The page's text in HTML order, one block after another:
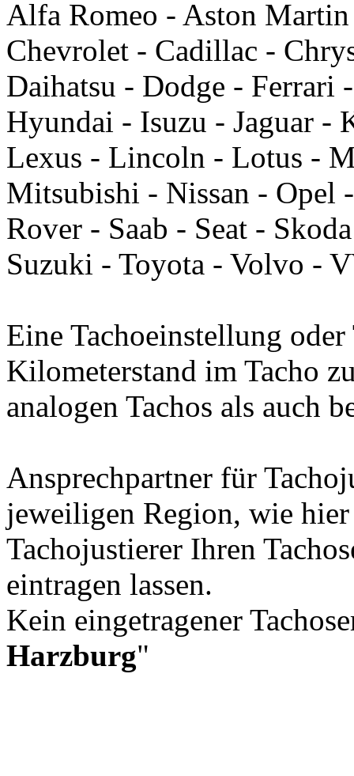
Alfa Romeo - Aston
Chevrolet - Cadillac -
Daihatsu - Dodge -
Hyundai - Isuzu - Jaguar -
Lexus - Lincoln - Lotus -
Mitsubishi - Nissan - Opel
Rover - Saab - Seat -
Suzuki - Toyota - Volvo -
Eine Tachoeinstellung
Kilometerstand im Tacho
analogen Tachos als auch
Ansprechpartner für
jeweiligen Region, wie
Tachojustierer Ihren
eintragen lassen.
Kein eingetragener
Harzburg"